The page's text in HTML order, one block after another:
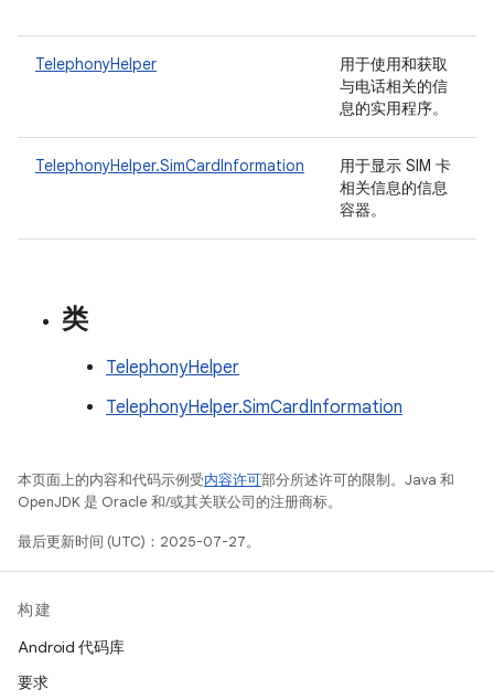
TelephonyHelper
用于使用和获取
与电话相关的信
息的实用程序。
TelephonyHelper.SimCardInformation
用于显示 SIM 卡
相关信息的信息
容器。
类
TelephonyHelper
TelephonyHelper.SimCardInformation
本页面上的内容和代码示例受内容许可部分所述许可的限制。Java 和
OpenJDK 是 Oracle 和/或其关联公司的注册商标。
最后更新时间 (UTC)：2025-07-27。
构建
Android 代码库
要求